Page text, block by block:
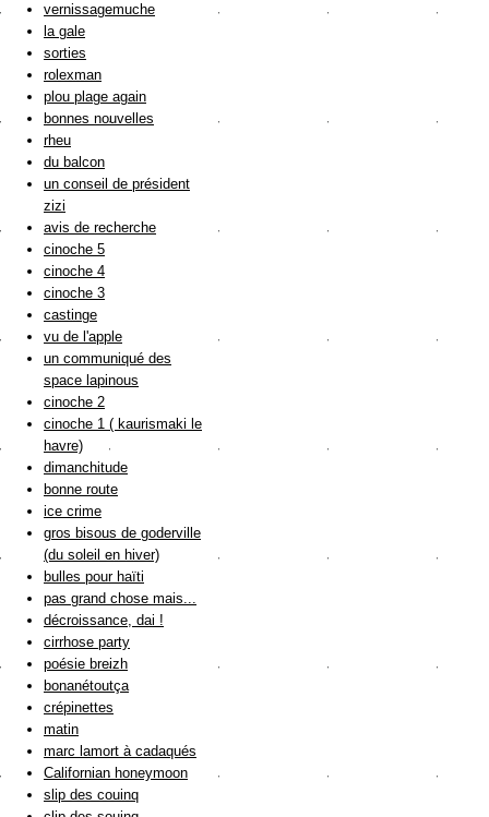
vernissagemuche
la gale
sorties
rolexman
plou plage again
bonnes nouvelles
rheu
du balcon
un conseil de président
zizi
avis de recherche
cinoche 5
cinoche 4
cinoche 3
castinge
vu de l'apple
un communiqué des
space lapinous
cinoche 2
cinoche 1 ( kaurismaki le
havre)
dimanchitude
bonne route
ice crime
gros bisous de goderville
(du soleil en hiver)
bulles pour haïti
pas grand chose mais...
décroissance, dai !
cirrhose party
poésie breizh
bonanétoutça
crépinettes
matin
marc lamort à cadaqués
Californian honeymoon
slip des couinq